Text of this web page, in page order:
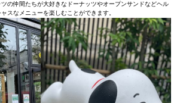
の仲間たちが大好きなドーナッツやオープンサンドなどヘル
スなメニューを楽しむことができます。